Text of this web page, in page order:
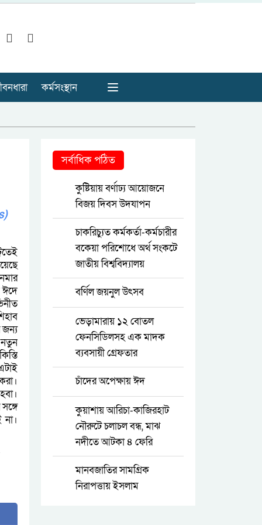
কর্মসংস্থান
ঈদে
জন্য
নতুন
সর্বাধিক পঠিত
কুষ্টিয়ায় বর্ণাঢ্য আয়োজনে
বিজয় দিবস উদযাপন
চাকরিচ্যুত কর্মকর্তা-কর্মচারীর
বকেয়া পরিশোধে অর্থ সংকটে
জাতীয় বিশ্ববিদ্যালয়
বর্ণিল জয়নুল উৎসব
ভেড়ামারায় ১২ বোতল
ফেনসিডিলসহ এক মাদক
ব্যবসায়ী গ্রেফতার
চাঁদের অপেক্ষায় ঈদ
কুয়াশায় আরিচা-কাজিরহাট
নৌরুটে চলাচল বন্ধ, মাঝ
নদীতে আটকা ৪ ফেরি
মানবজাতির সামগ্রিক
নিরাপত্তায় ইসলাম